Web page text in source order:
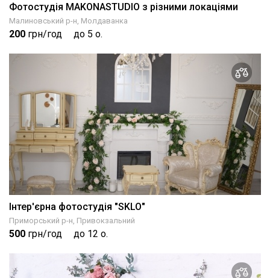
Фотостудія MAKONASTUDIO з різними локаціями
Малиновський р-н, Молдаванка
200 грн/год до 5 о.
Інтер'єрна фотостудія "SKLO"
Приморський р-н, Привокзальний
500 грн/год до 12 о.